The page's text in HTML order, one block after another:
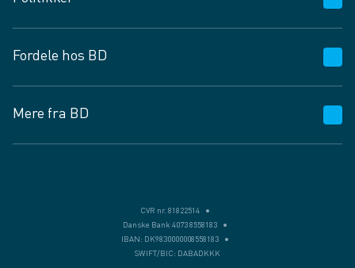
Vagttelefon 30 10 89 89
Spørgsmål og svar
Job og karriere
Fødevarekontrolrapport
Privatlivspolitik
Cookies
Vilkår og betingelser
Fordele hos BD
BD app
BD.dk services
Mere fra BD
CVR nr. 81822514
Danske Bank 4073 8558183
IBAN: DK9830000008558183
SWIFT/BIC: DABADKKK